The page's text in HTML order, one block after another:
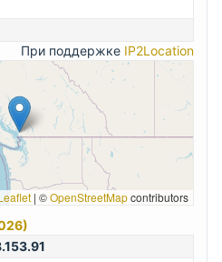
При поддержке IP2Location
| ©OpenStreetMapcontributors